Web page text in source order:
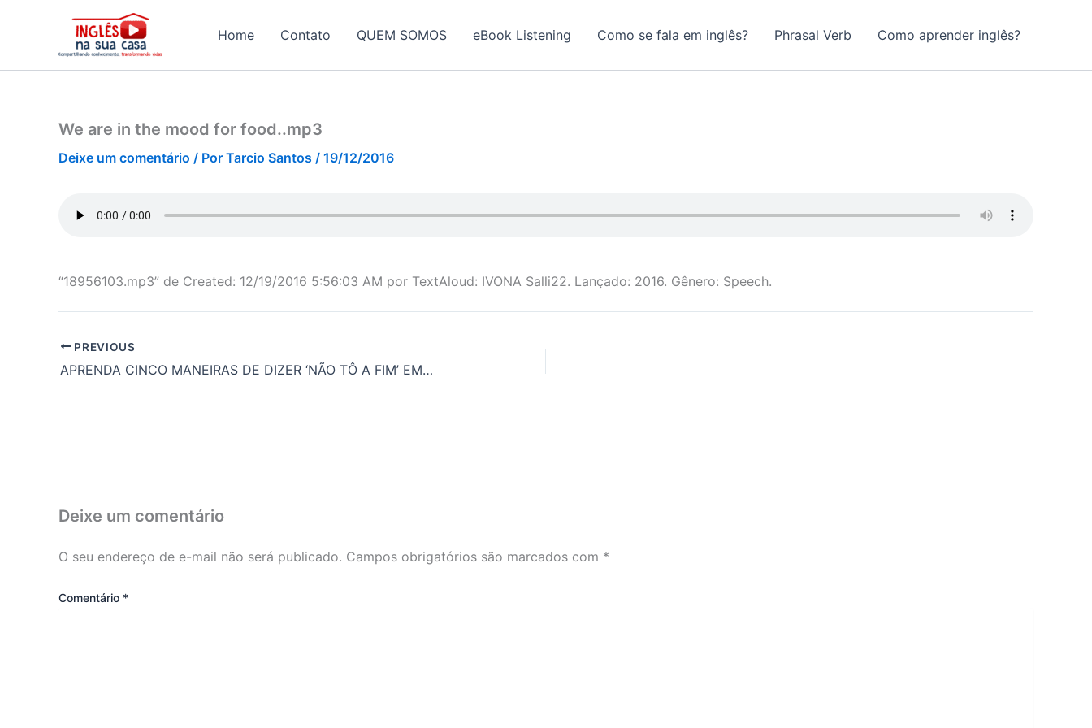
conteúdo
Home Contato QUEM SOMOS eBook Listening Como se fala em inglês? Phrasal Verb Como aprender inglês?
We are in the mood for food..mp3
Deixe um comentário / Por Tarcio Santos / 19/12/2016
“18956103.mp3” de Created: 12/19/2016 5:56:03 AM por TextAloud: IVONA Salli22. Lançado: 2016. Gênero: Speech.
PREVIOUS
APRENDA CINCO MANEIRAS DE DIZER ‘NÃO TÔ A FIM’ EM INGLÊS
Deixe um comentário
O seu endereço de e-mail não será publicado. Campos obrigatórios são marcados com *
Comentário *